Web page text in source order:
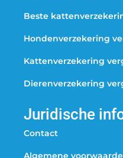
Beste
Hondenverzekering
Kattenverzekering
Dierenverzekering
Juridische
Contact
Algemene